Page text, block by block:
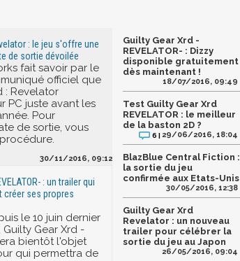
: le jeu s'offre une
de sortie dévoilée
fait savoir par le
officiel que
: Revelator
PC juste avant les
Pour
de sortie, vous
30/11/2016, 09:12
: un trailer qui
créer ses propres
le 10 juin dernier
Guilty Gear Xrd -
bientôt l'objet
qui permettra de
Guilty Gear Xrd -
REVELATOR- : Dizzy
disponible gratuitement
dès maintenant !
18/07/2016, 09:49
Test Guilty Gear Xrd
REVELATOR : le meilleur
de la baston 2D ?
6 | 29/06/2016, 18:04
BlazBlue Central Fiction :
la sortie du jeu
confirmée aux Etats-Unis
30/05/2016, 12:38
Guilty Gear Xrd
Revelator : un nouveau
trailer pour célébrer la
sortie du jeu au Japon
26/05/2016, 09:04